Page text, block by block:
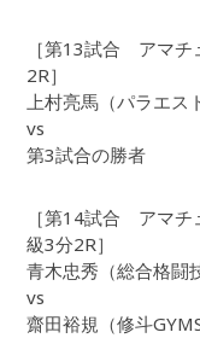
［第13試合 アマチ
2R］
上村亮馬（パラエス
vs
第3試合の勝者
［第14試合 アマチ
級3分2R］
青木忠秀（総合格
vs
齋田裕規（修斗